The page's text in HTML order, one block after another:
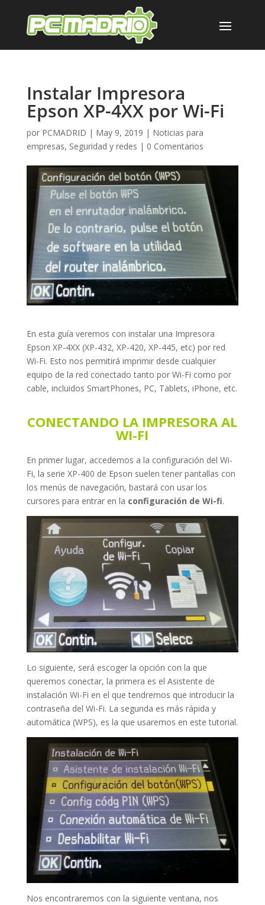
Instalar Impresora
Epson XP-4XX por Wi-Fi
por PCMADRID | May 9, 2019 | Noticias para
empresas, Seguridad y redes | 0 Comentarios
En esta guía veremos con instalar una Impresora
Epson XP-4XX (XP-432, XP-420, XP-445, etc) por red
Wi-Fi. Esto nos permitirá imprimir desde cualquier
equipo de la red conectado tanto por Wi-Fi como por
cable, incluidos SmartPhones, PC, Tablets, iPhone, etc.
CONECTANDO LA IMPRESORA AL
WI-FI
En primer lugar, accedemos a la configuración del Wi-
Fi, la serie XP-400 de Epson suelen tener pantallas con
los menús de navegación, bastará con usar los
cursores para entrar en la configuración de Wi-fi.
Lo siguiente, será escoger la opción con la que
queremos conectar, la primera es el Asistente de
instalación Wi-Fi en el que tendremos que introducir la
contraseña del Wi-Fi. La segunda es más rápida y
automática (WPS), es la que usaremos en este tutorial.
Nos encontraremos con la siguiente ventana, nos